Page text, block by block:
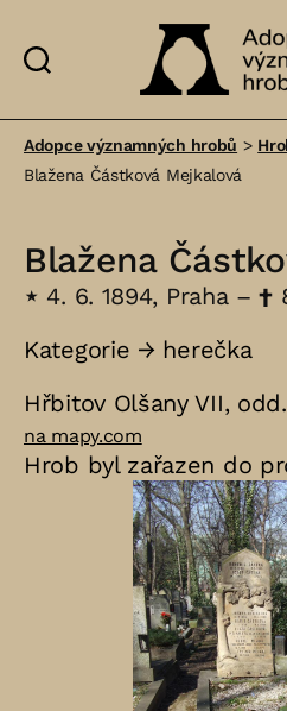
Adopce významných hrobů >
Blažena Částková Mejkalová
Blažena
⋆ 4. 6. 1894, Praha –†
Kategorie → herečka
Hřbitov Olšany VII,
na mapy.com
Hrob byl zařazen do